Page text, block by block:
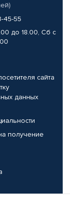
45-55
до 18.00, Сб с
сайта
данных
получение